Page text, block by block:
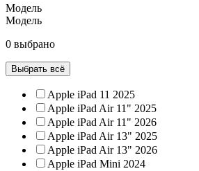
Модель
Модель
0 выбрано
Выбрать всё
Apple iPad 11 2025
Apple iPad Air 11" 2025
Apple iPad Air 11" 2026
Apple iPad Air 13" 2025
Apple iPad Air 13" 2026
Apple iPad Mini 2024